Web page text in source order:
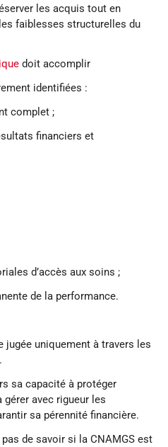
les acquis tout en
faiblesses structurelles du
doit accomplir
identifiées :
complet ;
financiers et
d’accès aux soins ;
de la performance.
jugée uniquement à travers les
sa capacité à protéger
avec rigueur les
sa pérennité financière.
de savoir si la CNAMGS est